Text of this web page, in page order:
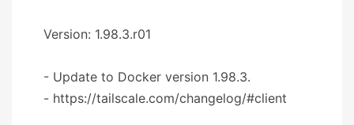
Version: 1.98.3.r01
- Update to Docker version 1.98.3.
- https://tailscale.com/changelog/#client